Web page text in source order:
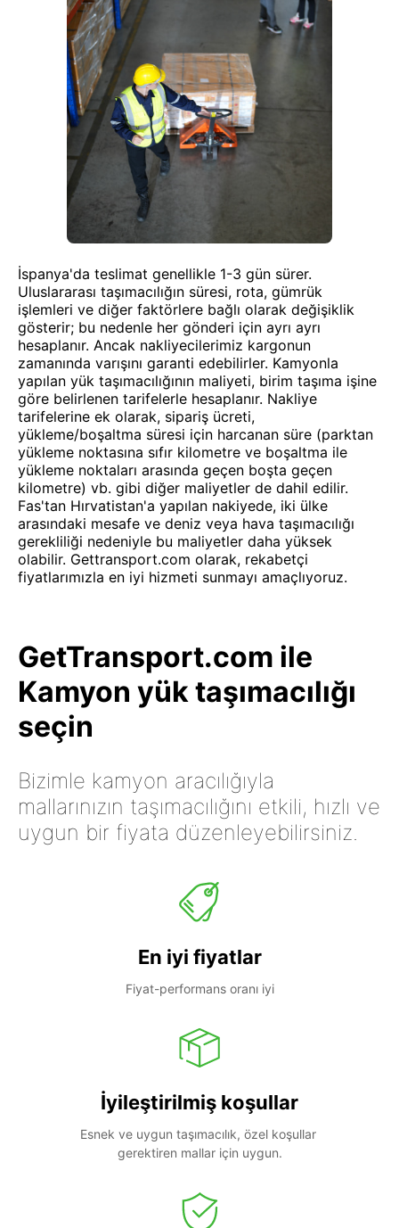
İspanya'da teslimat genellikle 1-3 gün sürer.
Uluslararası taşımacılığın süresi, rota, gümrük
işlemleri ve diğer faktörlere bağlı olarak değişiklik
gösterir; bu nedenle her gönderi için ayrı ayrı
hesaplanır. Ancak nakliyecilerimiz kargonun
zamanında varışını garanti edebilirler. Kamyonla
yapılan yük taşımacılığının maliyeti, birim taşıma işine
göre belirlenen tarifelerle hesaplanır. Nakliye
tarifelerine ek olarak, sipariş ücreti,
yükleme/boşaltma süresi için harcanan süre (parktan
yükleme noktasına sıfır kilometre ve boşaltma ile
yükleme noktaları arasında geçen boşta geçen
kilometre) vb. gibi diğer maliyetler de dahil edilir.
Fas'tan Hırvatistan'a yapılan nakiyede, iki ülke
arasındaki mesafe ve deniz veya hava taşımacılığı
gerekliliği nedeniyle bu maliyetler daha yüksek
olabilir. Gettransport.com olarak, rekabetçi
fiyatlarımızla en iyi hizmeti sunmayı amaçlıyoruz.
GetTransport.com ile
Kamyon yük taşımacılığı
seçin
Bizimle kamyon aracılığıyla
mallarınızın taşımacılığını etkili, hızlı ve
uygun bir fiyata düzenleyebilirsiniz.
En iyi fiyatlar
Fiyat-performans oranı iyi
İyileştirilmiş koşullar
Esnek ve uygun taşımacılık, özel koşullar
gerektiren mallar için uygun.